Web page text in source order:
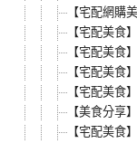
【宅配網購
【宅配美食
【宅配美食
【宅配美食
【宅配美食
【美食分享
【宅配美食